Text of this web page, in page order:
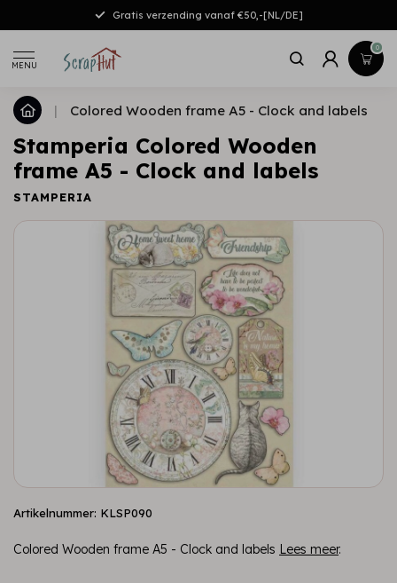
Gratis verzending vanaf €50,-[NL/DE]
MENU
0
| Colored Wooden frame A5 - Clock and labels
Stamperia Colored Wooden
frame A5 - Clock and labels
STAMPERIA
Artikelnummer: KLSP090
Colored Wooden frame A5 - Clock and labels Lees meer.